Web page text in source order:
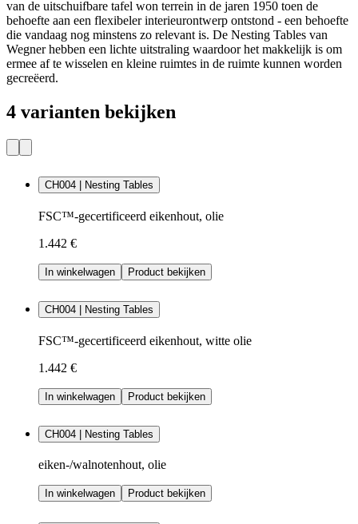
van de uitschuifbare tafel won terrein in de jaren 1950 toen de
behoefte aan een flexibeler interieurontwerp ontstond - een behoefte
die vandaag nog minstens zo relevant is. De Nesting Tables van
Wegner hebben een lichte uitstraling waardoor het makkelijk is om
ermee af te wisselen en kleine ruimtes in de ruimte kunnen worden
gecreëerd.
4 varianten bekijken
CH004 | Nesting Tables
FSC™-gecertificeerd eikenhout, olie
1.442 €
In winkelwagen Product bekijken
CH004 | Nesting Tables
FSC™-gecertificeerd eikenhout, witte olie
1.442 €
In winkelwagen Product bekijken
CH004 | Nesting Tables
eiken-/walnotenhout, olie
In winkelwagen Product bekijken